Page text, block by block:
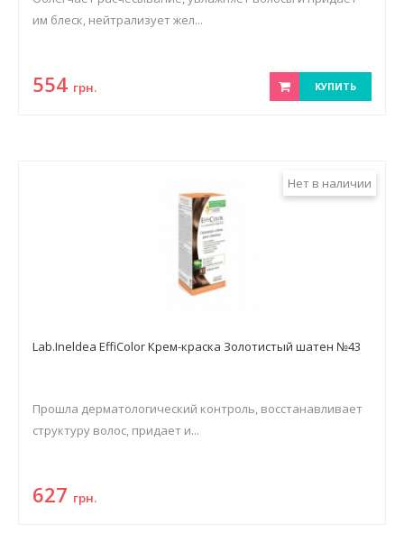
им блеск, нейтрализует жел...
554 грн. КУПИТЬ
Нет в наличии
Lab.Ineldea EffiColor Крем-краска Золотистый шатен №43
Прошла дерматологический контроль, восстанавливает
структуру волос, придает и...
627 грн.